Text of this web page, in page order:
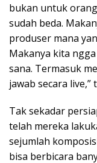
bukan untuk
sudah beda.
produser mana
Makanya kita
sana. Termasuk
jawab secara live,”
Tak sekadar
telah mereka
sejumlah
bisa berbicara